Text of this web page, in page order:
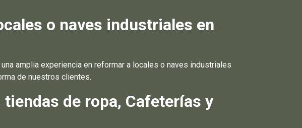
o naves industriales en
amplia experiencia en reformar a locales o naves industriales
de nuestros clientes.
de ropa, Cafeterías y